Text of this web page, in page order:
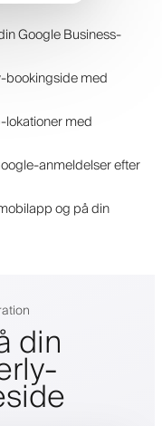
Google Business-
bookingside med
med
anmeldelser efter
og på din
din